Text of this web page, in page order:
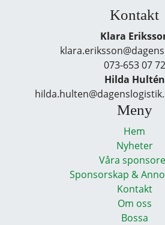
Kontakt
Klara
073-653 07 72
Hilda Hultén
Meny
Hem
Nyheter
Våra
Sponsorskap &
Kontakt
Om oss
Bossa